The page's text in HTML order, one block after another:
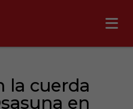
la cuerda
en